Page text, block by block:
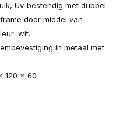
Uv-bestendig met dubbel
door middel van
wit.
in metaal met
120 x 60